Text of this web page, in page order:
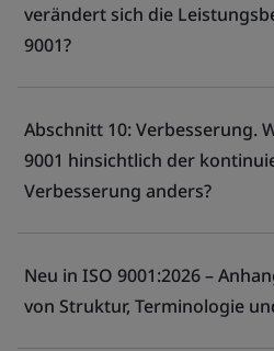
verändert sich die
9001?
Abschnitt 10: Verbesserung.
9001 hinsichtlich der
Verbesserung anders?
Neu in ISO 9001:2026 –
von Struktur, Terminologie